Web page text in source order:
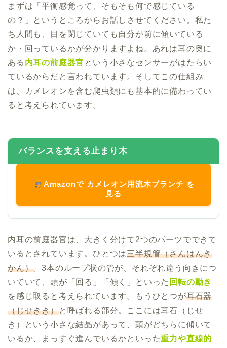
まずは「平衡感覚って、そもそも何で感じている
の？」というところからお話しさせてください。私た
ち人間も、目を閉じていても自分が前に傾いている
か・回っているかが分かりますよね。あれは耳の奥に
ある 内耳の前庭器官という小さなセンサーがはたらい
ているからだと言われています。そしてこの仕組み
は、カメレオンを含む爬虫類にも基本的に備わってい
ると考えられています。
バランスを支える止まり木
Amazonで カメレオン用流木ブランチ を
見る
内耳の前庭器官は、大きく分けて2つのパーツでできて
いるとされています。ひとつは三半規管（さんはんき
かん）。3本のループ状の管が、それぞれ違う向きにつ
いていて、頭が「回る」「傾く」といった 回転の動き
を感じ取ると考えられています。もうひとつが耳石器
（じせきき）と呼ばれる部分。ここには耳石（じせ
き）という小さな結晶があって、頭がどちらに傾いて
いるか、まっすぐ進んでいるかといった重力や直線的